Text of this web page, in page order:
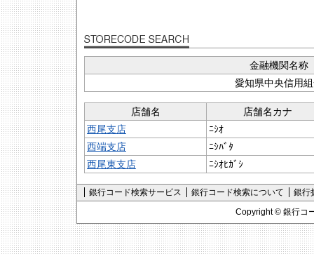
金融機関名称
愛知県中央信用
店舗名
店舗名カナ
西尾支店
ﾆｼｵ
西端支店
ﾆｼﾊﾞﾀ
西尾東支店
ﾆｼｵﾋｶﾞｼ
銀行コード検索サービス 銀行コード検索について
銀行
Copyright © 銀行コ